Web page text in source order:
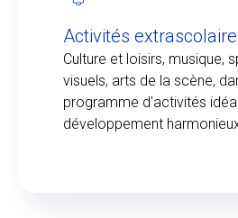
Activités
Culture et loisirs, musique,
visuels, arts de la scène,
programme d'activités
développement